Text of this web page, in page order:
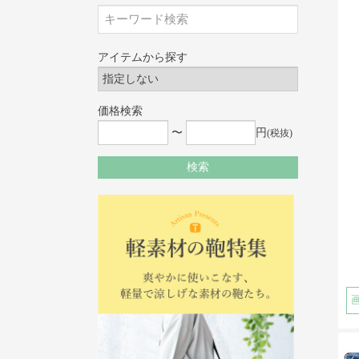
アイテムから探す
価格検索
〜
円(税抜)
検索